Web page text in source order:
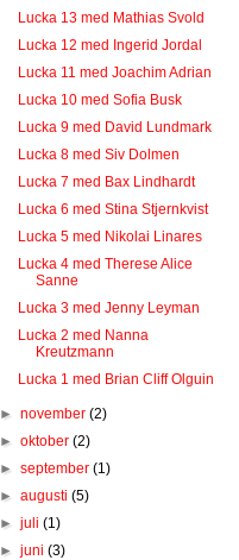
Lucka 13 med Mathias Svold
Lucka 12 med Ingerid Jordal
Lucka 11 med Joachim Adrian
Lucka 10 med Sofia Busk
Lucka 9 med David Lundmark
Lucka 8 med Siv Dolmen
Lucka 7 med Bax Lindhardt
Lucka 6 med Stina Stjernkvist
Lucka 5 med Nikolai Linares
Lucka 4 med Therese Alice
Sanne
Lucka 3 med Jenny Leyman
Lucka 2 med Nanna
Kreutzmann
Lucka 1 med Brian Cliff Olguin
►november(2)
►oktober(2)
►september(1)
►augusti(5)
►juli(1)
►juni(3)